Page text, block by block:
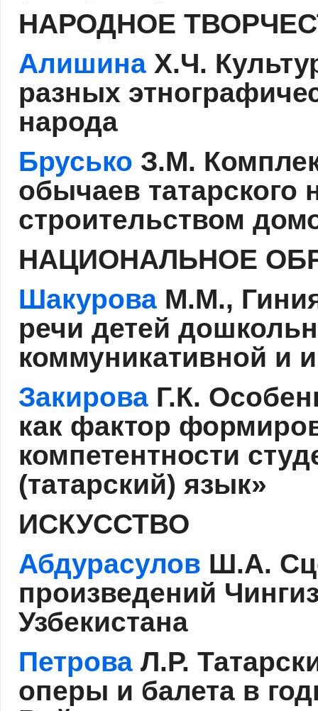
НАРОДНОЕ
Алишина Х.Ч.
разных
народа
Брусько З.М.
обычаев татарского
строительством
НАЦИОНАЛЬНОЕ
Шакурова М.М.,
речи детей
коммуникативной и
Закирова Г.К.
как фактор
компетентности
(татарский) язык»
ИСКУССТВО
Абдурасулов Ш.А.
произведений
Узбекистана
Петрова Л.Р.
оперы и балета в